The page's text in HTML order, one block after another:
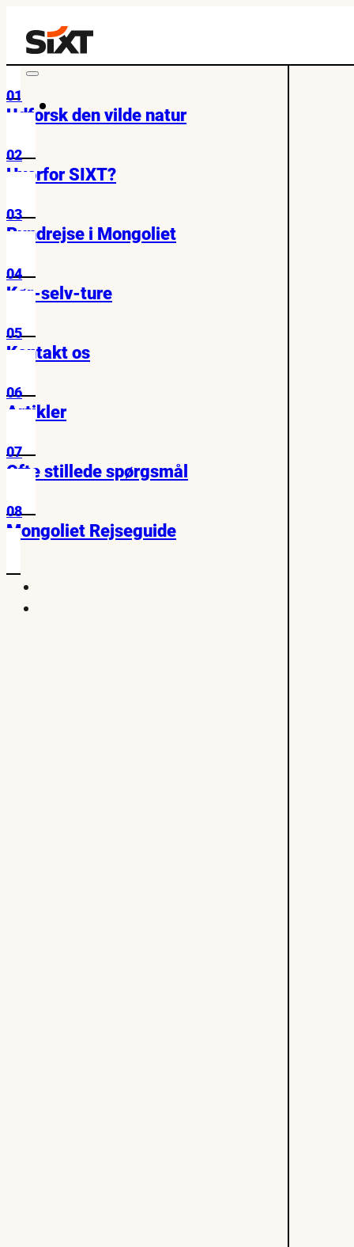
01
Udforsk den vilde natur
02
Hvorfor SIXT?
03
Rundrejse i Mongoliet
04
Kør-selv-ture
05
Kontakt os
06
Artikler
07
Ofte stillede spørgsmål
08
Mongoliet Rejseguide